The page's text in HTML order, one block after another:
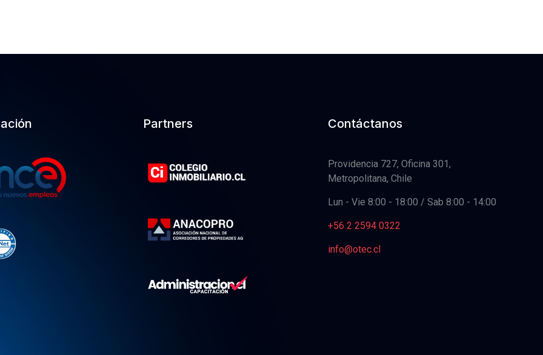
Partners Contáctanos
Providencia 727, Oficina 301,
Metropolitana, Chile
Lun - Vie 8:00 - 18:00 / Sab 8:00 - 14:00
+56 2 2594 0322
info@otec.cl